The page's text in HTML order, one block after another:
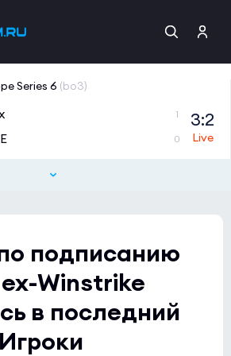
Series 6 (bo3)
1
0
3:2
(bo3)
1 (bo3)
Season 4(bo3)
подписанию
Winstrike
в последний